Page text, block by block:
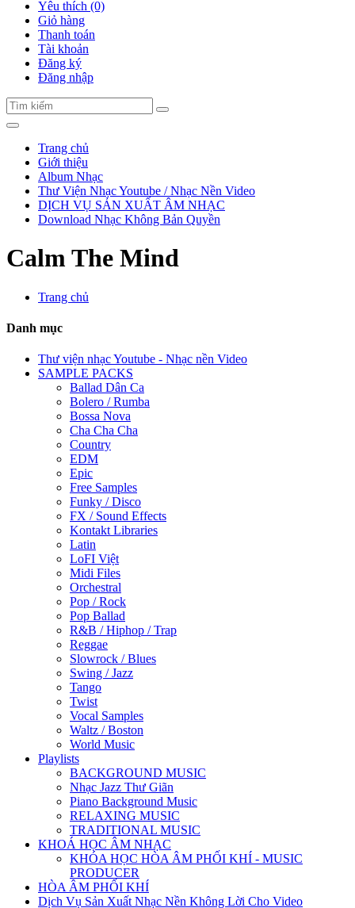
Yêu thích (0)
Giỏ hàng
Thanh toán
Tài khoản
Đăng ký
Đăng nhập
Trang chủ
Giới thiệu
Album Nhạc
Thư Viện Nhạc Youtube / Nhạc Nền Video
DỊCH VỤ SẢN XUẤT ÂM NHẠC
Download Nhạc Không Bản Quyền
Calm The Mind
Trang chủ
Danh mục
Thư viện nhạc Youtube - Nhạc nền Video
SAMPLE PACKS
Ballad Dân Ca
Bolero / Rumba
Bossa Nova
Cha Cha Cha
Country
EDM
Epic
Free Samples
Funky / Disco
FX / Sound Effects
Kontakt Libraries
Latin
LoFI Việt
Midi Files
Orchestral
Pop / Rock
Pop Ballad
R&B / Hiphop / Trap
Reggae
Slowrock / Blues
Swing / Jazz
Tango
Twist
Vocal Samples
Waltz / Boston
World Music
Playlists
BACKGROUND MUSIC
Nhạc Jazz Thư Giãn
Piano Background Music
RELAXING MUSIC
TRADITIONAL MUSIC
KHOÁ HỌC ÂM NHẠC
KHÓA HỌC HÒA ÂM PHỐI KHÍ - MUSIC
PRODUCER
HÒA ÂM PHỐI KHÍ
Dịch Vụ Sản Xuất Nhạc Nền Không Lời Cho Video